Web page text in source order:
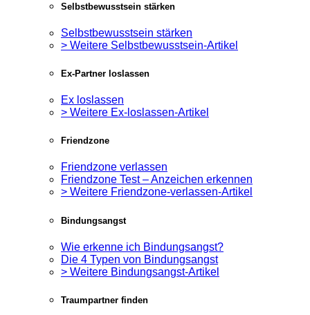
Selbstbewusstsein stärken
Selbstbewusstsein stärken
> Weitere Selbstbewusstsein-Artikel
Ex-Partner loslassen
Ex loslassen
> Weitere Ex-loslassen-Artikel
Friendzone
Friendzone verlassen
Friendzone Test – Anzeichen erkennen
> Weitere Friendzone-verlassen-Artikel
Bindungsangst
Wie erkenne ich Bindungsangst?
Die 4 Typen von Bindungsangst
> Weitere Bindungsangst-Artikel
Traumpartner finden